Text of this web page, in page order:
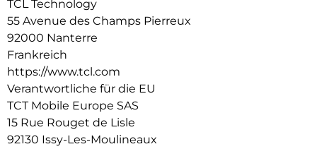
Kreativität Ihres Kindes. Speichern Sie lebensechte Fotos und
Videos auf der 4GB-Karte und teilen Sie die Storys Ihres
Kinds.
Akkulaufzeit von 7 Tagen:
Der 850mAh-Akku hat im Standby-Modus bis zu eine Woche
Laufzeit. Er lässt sich innerhalb von 2 Stunden mit einem
Mikro-USB-2.0 Kabel aufladen und hat bei hoher 4G-Leistung
eine Laufzeit von bis zu 2 Tagen.
TCL Technology
55 Avenue des Champs Pierreux
92000 Nanterre
Frankreich
https://www.tcl.com
Verantwortliche für die EU
TCT Mobile Europe SAS
15 Rue Rouget de Lisle
92130 Issy-Les-Moulineaux